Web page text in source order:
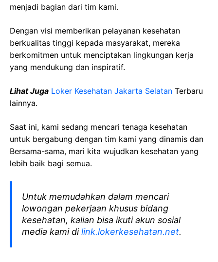
menjadi bagian dari tim kami.
Dengan visi memberikan pelayanan kesehatan
berkualitas tinggi kepada masyarakat, mereka
berkomitmen untuk menciptakan lingkungan kerja
yang mendukung dan inspiratif.
Lihat Juga Loker Kesehatan Jakarta Selatan Terbaru
lainnya.
Saat ini, kami sedang mencari tenaga kesehatan
untuk bergabung dengan tim kami yang dinamis dan
Bersama-sama, mari kita wujudkan kesehatan yang
lebih baik bagi semua.
Untuk memudahkan dalam mencari
lowongan pekerjaan khusus bidang
kesehatan, kalian bisa ikuti akun sosial
media kami dilink.lokerkesehatan.net.